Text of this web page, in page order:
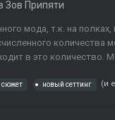
Зов Припяти
мода, т.к. на
количества
в это количество.
сюжет новый сеттинг (и